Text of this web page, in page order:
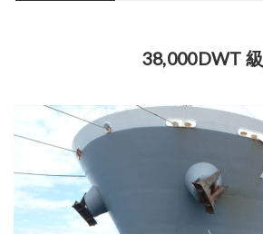
38,000DWT 級